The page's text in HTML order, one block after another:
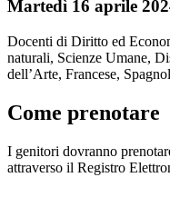
Martedì 16 aprile
Docenti di Diritto ed
naturali, Scienze Umane,
dell’Arte, Francese,
Come prenotare
I genitori dovranno
attraverso il Registro